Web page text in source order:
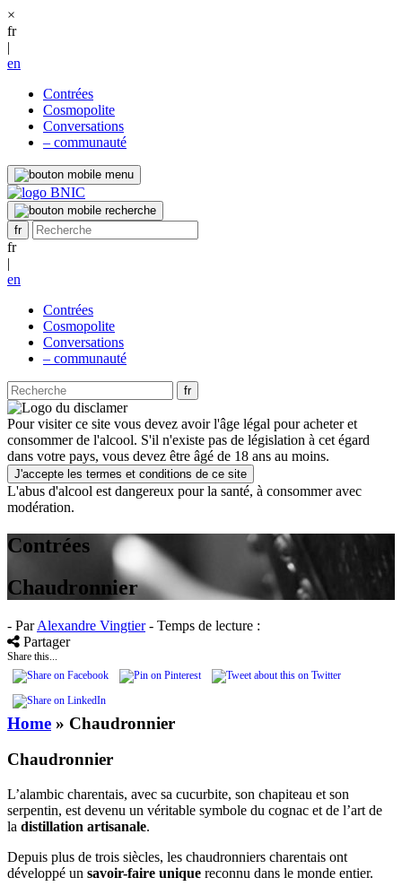
×
fr
|
en
Contrées
Cosmopolite
Conversations
– communauté
fr
|
en
Contrées
Cosmopolite
Conversations
– communauté
Pour visiter ce site vous devez avoir l'âge légal pour acheter et
consommer de l'alcool. S'il n'existe pas de législation à cet égard
dans votre pays, vous devez être âgé de 18 ans au moins.
J'accepte les termes et conditions de ce site
L'abus d'alcool est dangereux pour la santé, à consommer avec
modération.
Contrées
Chaudronnier
- ParAlexandre Vingtier - Temps de lecture :
Partager
Share this...
Home » Chaudronnier
Chaudronnier
L’alambic charentais, avec sa cucurbite, son chapiteau et son
serpentin, est devenu un véritable symbole du cognac et de l’art de
la distillation artisanale.
Depuis plus de trois siècles, les chaudronniers charentais ont
développé un savoir-faire unique reconnu dans le monde entier.